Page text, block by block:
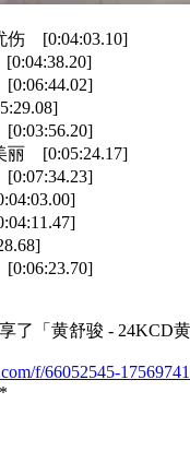
伤 [0:04:03.10]
丽 [0:05:24.17]
了「黄舒骏 - 24KCD
f/66052545-